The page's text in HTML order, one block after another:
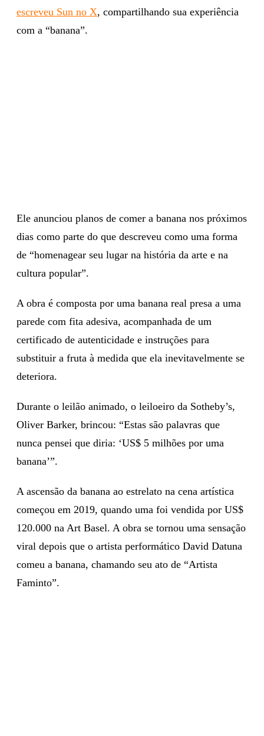
escreveu Sun no X, compartilhando sua experiência
com a “banana”.
Ele anunciou planos de comer a banana nos próximos
dias como parte do que descreveu como uma forma
de “homenagear seu lugar na história da arte e na
cultura popular”.
A obra é composta por uma banana real presa a uma
parede com fita adesiva, acompanhada de um
certificado de autenticidade e instruções para
substituir a fruta à medida que ela inevitavelmente se
deteriora.
Durante o leilão animado, o leiloeiro da Sotheby’s,
Oliver Barker, brincou: “Estas são palavras que
nunca pensei que diria: ‘US$ 5 milhões por uma
banana’”.
A ascensão da banana ao estrelato na cena artística
começou em 2019, quando uma foi vendida por US$
120.000 na Art Basel. A obra se tornou uma sensação
viral depois que o artista performático David Datuna
comeu a banana, chamando seu ato de “Artista
Faminto”.